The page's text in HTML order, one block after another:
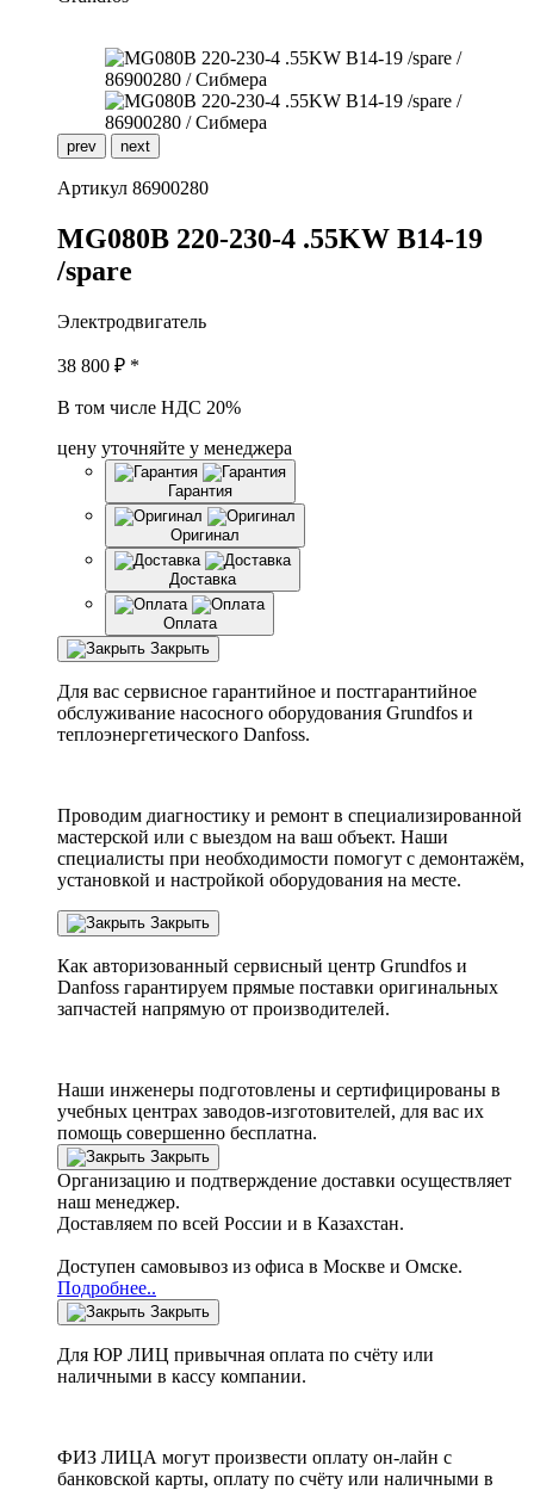
prev next
Артикул 86900280
MG080B 220-230-4 .55KW B14-19
/spare
Электродвигатель
38 800 ₽ *
В том числе НДС 20%
цену уточняйте у менеджера
Гарантия
Оригинал
Доставка
Оплата
Закрыть
Для вас сервисное гарантийное и постгарантийное
обслуживание насосного оборудования Grundfos и
теплоэнергетического Danfoss.
Проводим диагностику и ремонт в специализированной
мастерской или с выездом на ваш объект. Наши
специалисты при необходимости помогут с демонтажём,
установкой и настройкой оборудования на месте.
Закрыть
Как авторизованный сервисный центр Grundfos и
Danfoss гарантируем прямые поставки оригинальных
запчастей напрямую от производителей.
Наши инженеры подготовлены и сертифицированы в
учебных центрах заводов-изготовителей, для вас их
помощь совершенно бесплатна.
Закрыть
Организацию и подтверждение доставки осуществляет
наш менеджер.
Доставляем по всей России и в Казахстан.
Доступен самовывоз из офиса в Москве и Омске.
Подробнее..
Закрыть
Для ЮР ЛИЦ привычная оплата по счёту или
наличными в кассу компании.
ФИЗ ЛИЦА могут произвести оплату он-лайн с
банковской карты, оплату по счёту или наличными в